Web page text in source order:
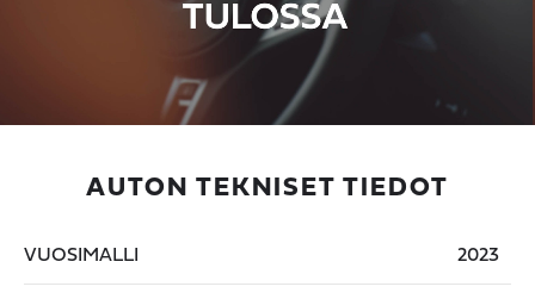
AUTON TEKNISET TIEDOT
VUOSIMALLI 2023